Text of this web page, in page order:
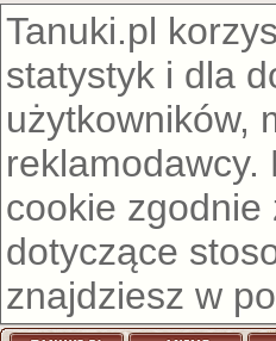
Tanuki.pl
statystyk i dla
użytkowników,
cookie zgodnie
dotyczące
znajdziesz w